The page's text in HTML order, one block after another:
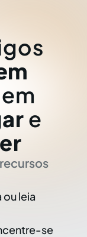
e
ou leia
se